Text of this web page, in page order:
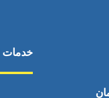
خدمات